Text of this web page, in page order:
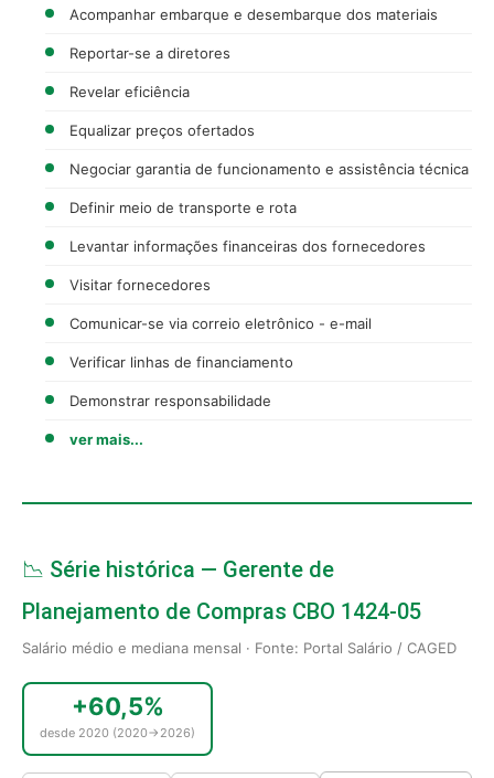
Acompanhar embarque e desembarque dos materiais
Reportar-se a diretores
Revelar eficiência
Equalizar preços ofertados
Negociar garantia de funcionamento e assistência técnica
Definir meio de transporte e rota
Levantar informações financeiras dos fornecedores
Visitar fornecedores
Comunicar-se via correio eletrônico - e-mail
Verificar linhas de financiamento
Demonstrar responsabilidade
ver mais...
📉 Série histórica — Gerente de
Planejamento de Compras CBO 1424-05
Salário médio e mediana mensal · Fonte: Portal Salário / CAGED
+60,5%
desde 2020 (2020→2026)